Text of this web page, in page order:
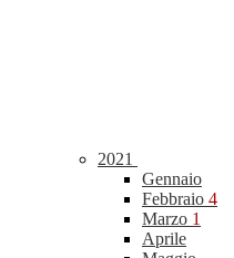
2021
Gennaio
Febbraio 4
Marzo 1
Aprile